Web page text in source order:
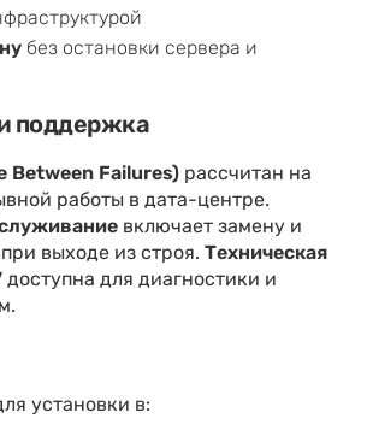
без остановки сервера и
поддержка
Between Failures) рассчитан на
работы в дата-центре.
включает замену и
выходе из строя. Техническая
доступна для диагностики и
установки в: